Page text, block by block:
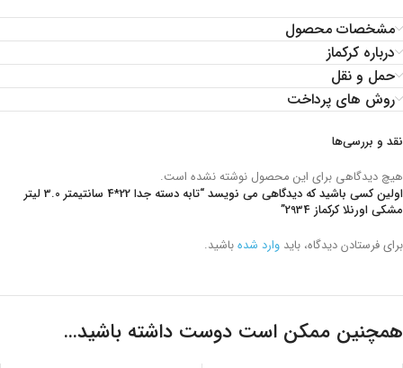
مشخصات محصول
درباره کرکماز
حمل و نقل
روش های پرداخت
نقد و بررسی‌ها
هیچ دیدگاهی برای این محصول نوشته نشده است.
اولین کسی باشید که دیدگاهی می نویسد “تابه دسته جدا 22*4 سانتیمتر 3.0 لیتر
مشکی اورنلا کرکماز 2934”
برای فرستادن دیدگاه، باید وارد شدهباشید.
همچنین ممکن است دوست داشته باشید…